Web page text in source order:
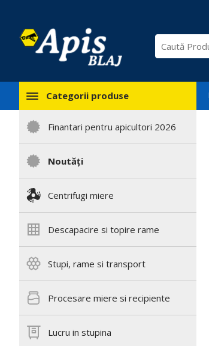
Categorii produse
Finantari pentru apicultori 2026
Noutăți
Centrifugi miere
Descapacire si topire rame
Stupi, rame si transport
Procesare miere si recipiente
Lucru in stupina